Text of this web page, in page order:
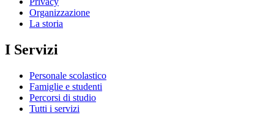
Organizzazione
La storia
I Servizi
Personale scolastico
Famiglie e studenti
Percorsi di studio
Tutti i servizi